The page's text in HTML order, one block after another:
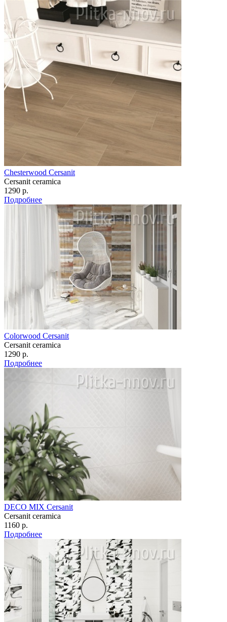
Chesterwood Cersanit
Cersanit ceramica
1290 р.
Подробнее
Colorwood Cersanit
Cersanit ceramica
1290 р.
Подробнее
DECO MIX Cersanit
Cersanit ceramica
1160 р.
Подробнее